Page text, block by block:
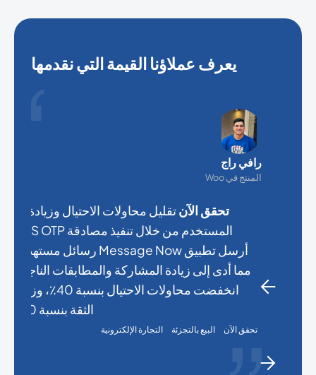
يعرف عملاؤنا القيمة التي نقدمها
رافي راج
المنتج في Woo
تحقق الآنتقليل محاولات الاحتيال وزيادة ثقة
أرسل تطبيق Message Now رسائل مستهدفة،
مما أدى إلى زيادة المشاركة والمطابقات الناجحة.
انخفضت محاولات الاحتيال بنسبة 40٪، وزادت
الثقة بنسبة 20٪.
تحقق الآن البيع بالتجزئة التجارة الإلكترونية